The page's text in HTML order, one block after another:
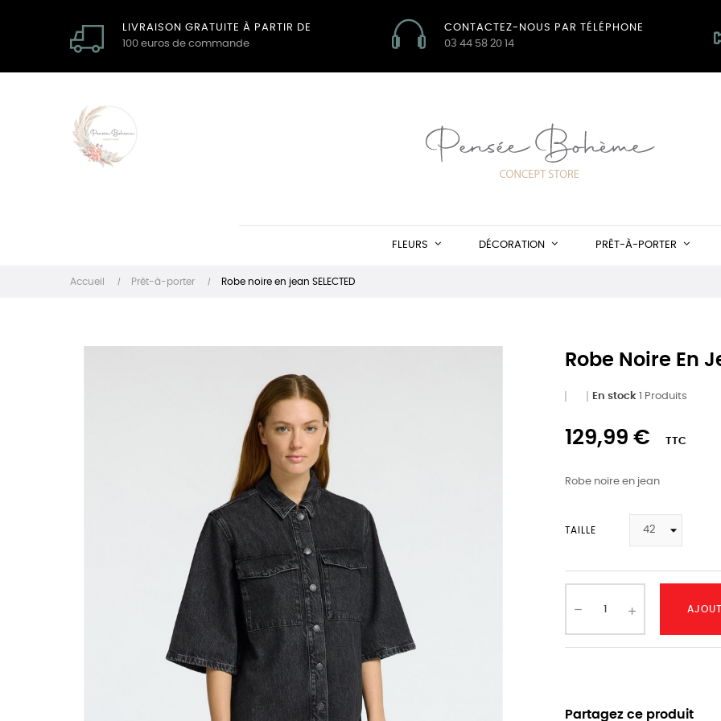
LIVRAISON GRATUITE À PARTIR DE
100 euros de commande
CONTACTEZ-NOUS PAR TÉLÉPHONE
03 44 58 20 14
FLEURS DÉCORATION PRÊT-À-PORTER
Accueil Prêt-à-porter Robe noire en jean SELECTED
Robe Noire En
En stock 1 Produits
129,99 € TTC
Robe noire en jean
TAILLE
Partagez ce produit